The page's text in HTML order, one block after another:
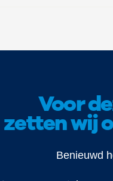
Voor
zetten wij
Benieuwd